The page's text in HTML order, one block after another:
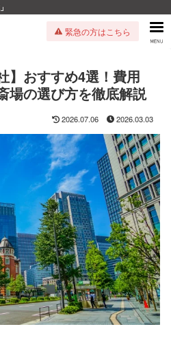
緊急の方はこちら
】おすすめ4選！費用
場の選び方を徹底解説
2026.07.06 2026.03.03